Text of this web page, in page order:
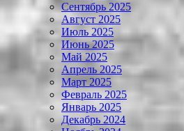
Сентябрь 2025
Август 2025
Июль 2025
Июнь 2025
Май 2025
Апрель 2025
Март 2025
Февраль 2025
Январь 2025
Декабрь 2024